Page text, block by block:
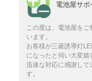
電池屋サポ
この度は、電池屋を
います。
お客様が三菱誘導灯
になったと伺い大変嬉
迅速な対応に感謝して
す。